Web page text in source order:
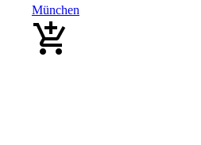
München